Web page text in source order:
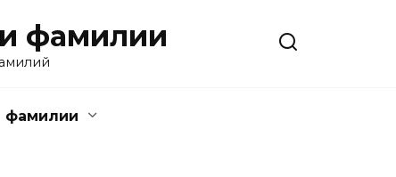
фамилии
фамилии